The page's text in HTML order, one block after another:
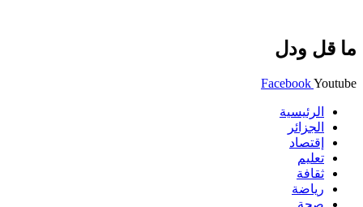
ما قل ودل
FacebookYoutube
الرئيسية
الجزائر
إقتصاد
تعليم
ثقافة
رياضة
صحة